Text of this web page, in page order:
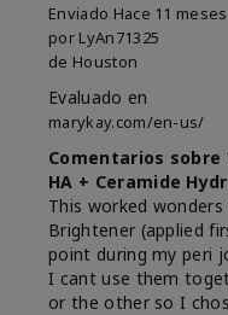
Enviado Hace 11 meses
por LyAn71325
de Houston
Evaluado en
marykay.com/en-us/
Comentarios sobre
HA + Ceramide
This worked
Brightener (applied
point during my peri
I cant use them
or the other so I